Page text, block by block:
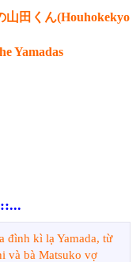
山田くん(Houhokekyo
Yamadas
đình kì lạ Yamada, từ
và bà Matsuko vợ